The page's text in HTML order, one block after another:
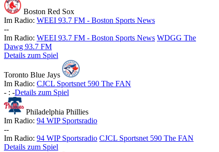
Boston Red Sox
Im Radio: WEEI 93.7 FM - Boston Sports News
--
Im Radio: WEEI 93.7 FM - Boston Sports News WDGG The
Dawg 93.7 FM
Details zum Spiel
Toronto Blue Jays
Im Radio: CJCL Sportsnet 590 The FAN
- : -Details zum Spiel
Philadelphia Phillies
Im Radio: 94 WIP Sportsradio
--
Im Radio: 94 WIP Sportsradio CJCL Sportsnet 590 The FAN
Details zum Spiel